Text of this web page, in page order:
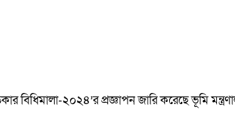
বিধিমালা-২০২৪’র প্রজ্ঞাপন জারি করেছে ভূমি